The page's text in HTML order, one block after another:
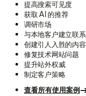
提高搜索可见度
获取 AI 的推荐
调研市场
与本地客户建立联系
创建引人入胜的内容
修复技术网站问题
提升站外权威
制定客户策略
查看所有使用案例